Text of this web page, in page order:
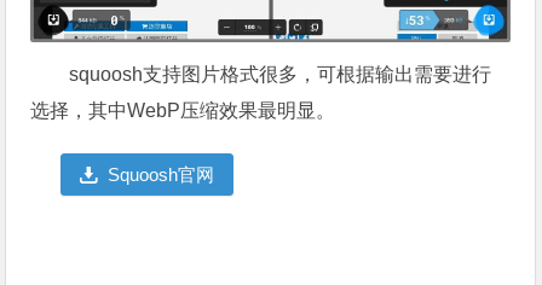
squoosh支持图片格式很多，可根据输出需要进行
选择，其中WebP压缩效果最明显。
Squoosh官网